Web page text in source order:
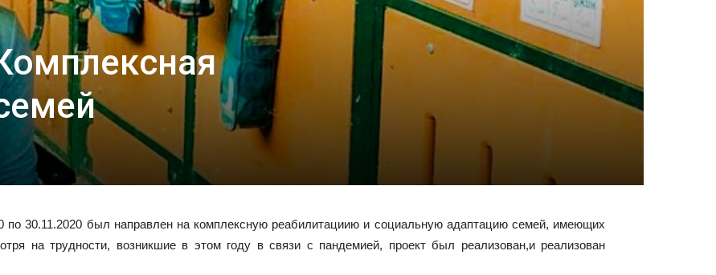
по 30.11.2020 был направлен на комплексную реабилитациию и социальную адаптацию семей, имеющих
на трудности, возникшие в этом году в связи с пандемией, проект был реализован,и реализован